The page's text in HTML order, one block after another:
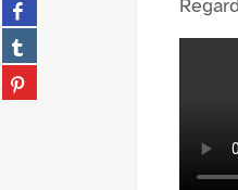
twitter
(Nouvelle
fenêtre)
sur
facebook
(Nouvelle
fenêtre)
Partager
sur
tumblr
Partager
sur